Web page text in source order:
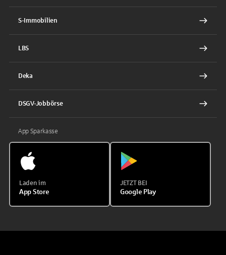
S-Immobilien
LBS
Deka
DSGV-Jobbörse
App Sparkasse
Laden im
App Store
JETZT BEI
Google Play